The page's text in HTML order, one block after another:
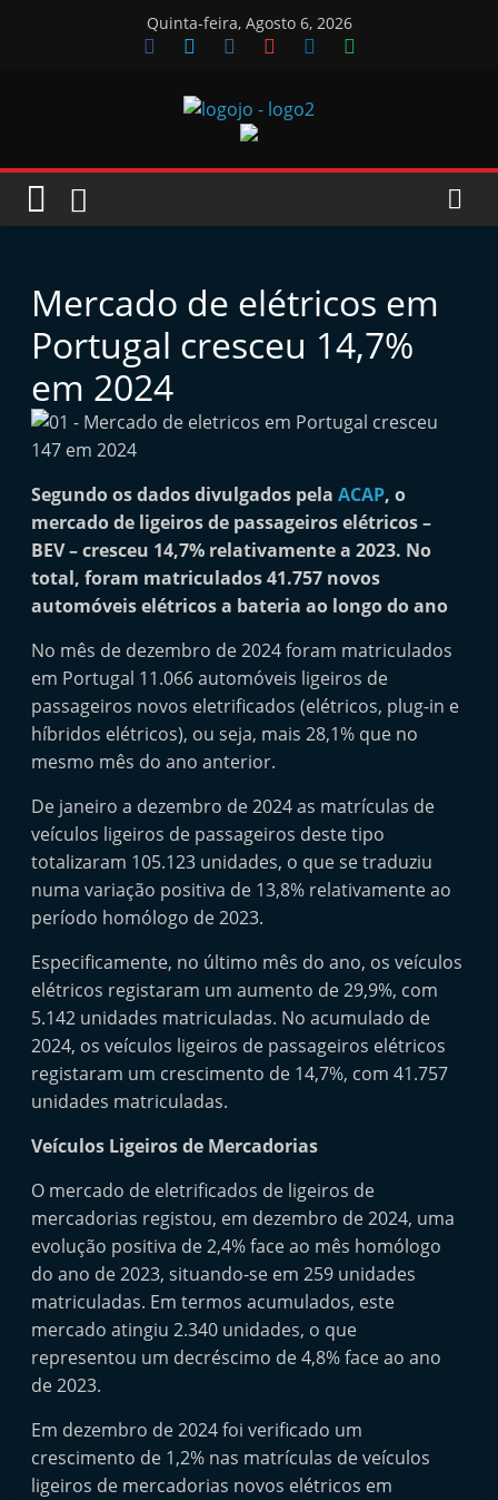
Quinta-feira, Agosto 6, 2026
Jornal
Oficinas
o
n
i
n
d
e
p
e
n
d
e
t
e
d
o
f
t
e
r
m
a
k
e
t
A
u
t
m
ó
v
Mercado de elétricos em
Portugal cresceu 14,7%
em 2024
Segundo os dados divulgados pelaACAP, o
mercado de ligeiros de passageiros elétricos –
BEV – cresceu 14,7% relativamente a 2023. No
total, foram matriculados 41.757 novos
automóveis elétricos a bateria ao longo do ano
No mês de dezembro de 2024 foram matriculados
em Portugal 11.066 automóveis ligeiros de
passageiros novos eletrificados (elétricos, plug-in e
híbridos elétricos), ou seja, mais 28,1% que no
mesmo mês do ano anterior.
De janeiro a dezembro de 2024 as matrículas de
veículos ligeiros de passageiros deste tipo
totalizaram 105.123 unidades, o que se traduziu
numa variação positiva de 13,8% relativamente ao
período homólogo de 2023.
Especificamente, no último mês do ano, os veículos
elétricos registaram um aumento de 29,9%, com
5.142 unidades matriculadas. No acumulado de
2024, os veículos ligeiros de passageiros elétricos
registaram um crescimento de 14,7%, com 41.757
unidades matriculadas.
Veículos Ligeiros de Mercadorias
O mercado de eletrificados de ligeiros de
mercadorias registou, em dezembro de 2024, uma
evolução positiva de 2,4% face ao mês homólogo
do ano de 2023, situando-se em 259 unidades
matriculadas. Em termos acumulados, este
mercado atingiu 2.340 unidades, o que
representou um decréscimo de 4,8% face ao ano
de 2023.
Em dezembro de 2024 foi verificado um
crescimento de 1,2% nas matrículas de veículos
ligeiros de mercadorias novos elétricos em